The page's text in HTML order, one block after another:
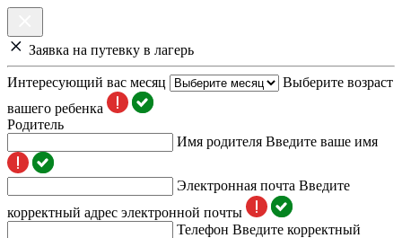
Заявка на путевку в лагерь
Интересующий вас месяц
Выберите возраст
вашего ребенка
Родитель
Имя родителя Введите ваше имя
Электронная почта Введите
корректный адрес электронной почты
Телефон Введите корректный